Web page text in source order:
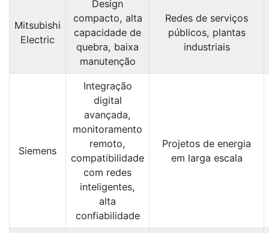
Mitsubishi
Electric
Design
compacto, alta
capacidade de
quebra, baixa
manutenção
Redes de serviços
públicos, plantas
industriais
Siemens
Integração
digital
avançada,
monitoramento
remoto,
compatibilidade
com redes
inteligentes,
alta
confiabilidade
Projetos de energia
em larga escala